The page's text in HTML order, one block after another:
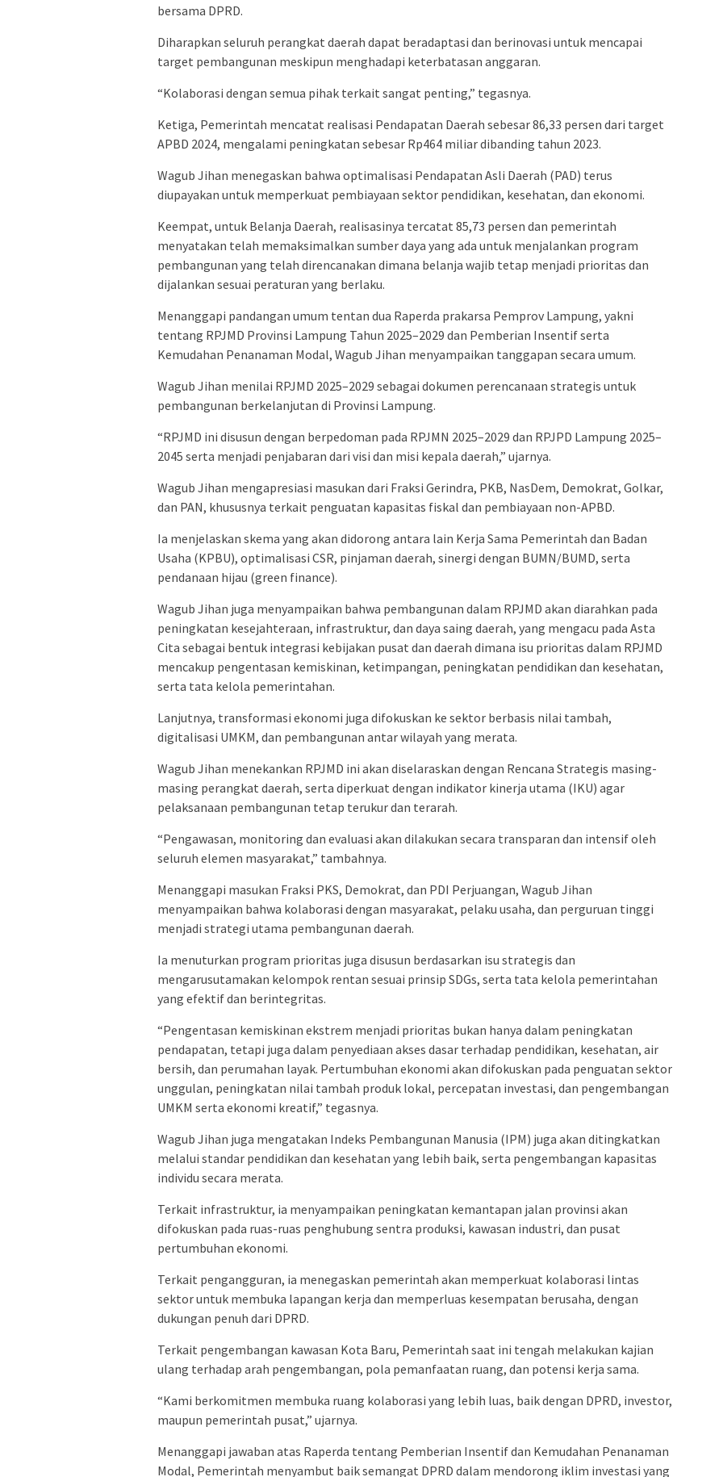
bersama DPRD.
Diharapkan seluruh perangkat daerah dapat beradaptasi dan berinovasi untuk mencapai
target pembangunan meskipun menghadapi keterbatasan anggaran.
“Kolaborasi dengan semua pihak terkait sangat penting,” tegasnya.
Ketiga, Pemerintah mencatat realisasi Pendapatan Daerah sebesar 86,33 persen dari target
APBD 2024, mengalami peningkatan sebesar Rp464 miliar dibanding tahun 2023.
Wagub Jihan menegaskan bahwa optimalisasi Pendapatan Asli Daerah (PAD) terus
diupayakan untuk memperkuat pembiayaan sektor pendidikan, kesehatan, dan ekonomi.
Keempat, untuk Belanja Daerah, realisasinya tercatat 85,73 persen dan pemerintah
menyatakan telah memaksimalkan sumber daya yang ada untuk menjalankan program
pembangunan yang telah direncanakan dimana belanja wajib tetap menjadi prioritas dan
dijalankan sesuai peraturan yang berlaku.
Menanggapi pandangan umum tentan dua Raperda prakarsa Pemprov Lampung, yakni
tentang RPJMD Provinsi Lampung Tahun 2025–2029 dan Pemberian Insentif serta
Kemudahan Penanaman Modal, Wagub Jihan menyampaikan tanggapan secara umum.
Wagub Jihan menilai RPJMD 2025–2029 sebagai dokumen perencanaan strategis untuk
pembangunan berkelanjutan di Provinsi Lampung.
“RPJMD ini disusun dengan berpedoman pada RPJMN 2025–2029 dan RPJPD Lampung 2025–
2045 serta menjadi penjabaran dari visi dan misi kepala daerah,” ujarnya.
Wagub Jihan mengapresiasi masukan dari Fraksi Gerindra, PKB, NasDem, Demokrat, Golkar,
dan PAN, khususnya terkait penguatan kapasitas fiskal dan pembiayaan non-APBD.
Ia menjelaskan skema yang akan didorong antara lain Kerja Sama Pemerintah dan Badan
Usaha (KPBU), optimalisasi CSR, pinjaman daerah, sinergi dengan BUMN/BUMD, serta
pendanaan hijau (green finance).
Wagub Jihan juga menyampaikan bahwa pembangunan dalam RPJMD akan diarahkan pada
peningkatan kesejahteraan, infrastruktur, dan daya saing daerah, yang mengacu pada Asta
Cita sebagai bentuk integrasi kebijakan pusat dan daerah dimana isu prioritas dalam RPJMD
mencakup pengentasan kemiskinan, ketimpangan, peningkatan pendidikan dan kesehatan,
serta tata kelola pemerintahan.
Lanjutnya, transformasi ekonomi juga difokuskan ke sektor berbasis nilai tambah,
digitalisasi UMKM, dan pembangunan antar wilayah yang merata.
Wagub Jihan menekankan RPJMD ini akan diselaraskan dengan Rencana Strategis masing-
masing perangkat daerah, serta diperkuat dengan indikator kinerja utama (IKU) agar
pelaksanaan pembangunan tetap terukur dan terarah.
“Pengawasan, monitoring dan evaluasi akan dilakukan secara transparan dan intensif oleh
seluruh elemen masyarakat,” tambahnya.
Menanggapi masukan Fraksi PKS, Demokrat, dan PDI Perjuangan, Wagub Jihan
menyampaikan bahwa kolaborasi dengan masyarakat, pelaku usaha, dan perguruan tinggi
menjadi strategi utama pembangunan daerah.
Ia menuturkan program prioritas juga disusun berdasarkan isu strategis dan
mengarusutamakan kelompok rentan sesuai prinsip SDGs, serta tata kelola pemerintahan
yang efektif dan berintegritas.
“Pengentasan kemiskinan ekstrem menjadi prioritas bukan hanya dalam peningkatan
pendapatan, tetapi juga dalam penyediaan akses dasar terhadap pendidikan, kesehatan, air
bersih, dan perumahan layak. Pertumbuhan ekonomi akan difokuskan pada penguatan sektor
unggulan, peningkatan nilai tambah produk lokal, percepatan investasi, dan pengembangan
UMKM serta ekonomi kreatif,” tegasnya.
Wagub Jihan juga mengatakan Indeks Pembangunan Manusia (IPM) juga akan ditingkatkan
melalui standar pendidikan dan kesehatan yang lebih baik, serta pengembangan kapasitas
individu secara merata.
Terkait infrastruktur, ia menyampaikan peningkatan kemantapan jalan provinsi akan
difokuskan pada ruas-ruas penghubung sentra produksi, kawasan industri, dan pusat
pertumbuhan ekonomi.
Terkait pengangguran, ia menegaskan pemerintah akan memperkuat kolaborasi lintas
sektor untuk membuka lapangan kerja dan memperluas kesempatan berusaha, dengan
dukungan penuh dari DPRD.
Terkait pengembangan kawasan Kota Baru, Pemerintah saat ini tengah melakukan kajian
ulang terhadap arah pengembangan, pola pemanfaatan ruang, dan potensi kerja sama.
“Kami berkomitmen membuka ruang kolaborasi yang lebih luas, baik dengan DPRD, investor,
maupun pemerintah pusat,” ujarnya.
Menanggapi jawaban atas Raperda tentang Pemberian Insentif dan Kemudahan Penanaman
Modal, Pemerintah menyambut baik semangat DPRD dalam mendorong iklim investasi yang